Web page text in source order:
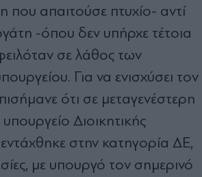
απαιτούσε πτυχίο- αντί
-όπου δεν υπήρχε τέτοια
σε λάθος των
Για να ενισχύσει τον
ότι σε μεταγενέστερη
Διοικητικής
στην κατηγορία ΔΕ,
με υπουργό τον σημερινό